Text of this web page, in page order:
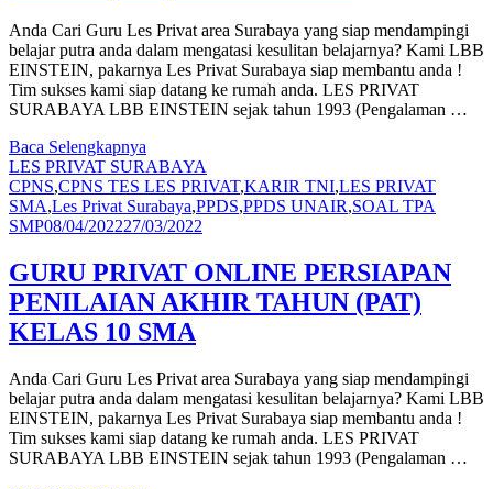
Anda Cari Guru Les Privat area Surabaya yang siap mendampingi
belajar putra anda dalam mengatasi kesulitan belajarnya? Kami LBB
EINSTEIN, pakarnya Les Privat Surabaya siap membantu anda !
Tim sukses kami siap datang ke rumah anda. LES PRIVAT
SURABAYA LBB EINSTEIN sejak tahun 1993 (Pengalaman …
Baca Selengkapnya
LES PRIVAT SURABAYA
CPNS,CPNS TES LES PRIVAT,KARIR TNI,LES PRIVAT
SMA,Les Privat Surabaya,PPDS,PPDS UNAIR,SOAL TPA
SMP08/04/202227/03/2022
GURU PRIVAT ONLINE PERSIAPAN
PENILAIAN AKHIR TAHUN (PAT)
KELAS 10 SMA
Anda Cari Guru Les Privat area Surabaya yang siap mendampingi
belajar putra anda dalam mengatasi kesulitan belajarnya? Kami LBB
EINSTEIN, pakarnya Les Privat Surabaya siap membantu anda !
Tim sukses kami siap datang ke rumah anda. LES PRIVAT
SURABAYA LBB EINSTEIN sejak tahun 1993 (Pengalaman …